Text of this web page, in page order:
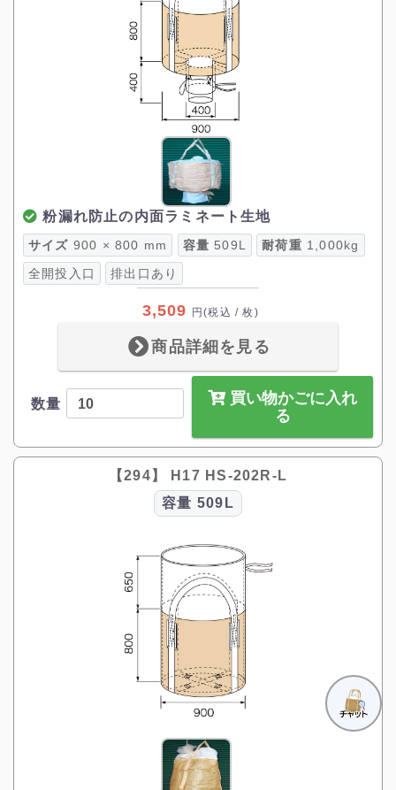
粉漏れ防止の内面ラミネート生地
サイズ 900 × 800 mm 容量 509L 耐荷重 1,000kg
全開投入口 排出口あり
3,509 円(税込 / 枚)
商品詳細を見る
数量
買い物かごに入れ
る
【294】 H17 HS-202R-L
容量 509L